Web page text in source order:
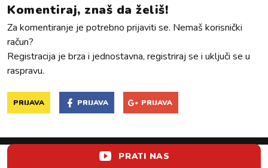
Komentiraj, znaš da želiš!
Za komentiranje je potrebno prijaviti se. Nemaš korisnički
račun?
Registracija je brza i jednostavna, registriraj se i uključi se u
raspravu.
PRIJAVA PRIJAVA PRIJAVA
PRATI NAS